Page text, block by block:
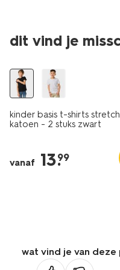
dit vind je
2 stuks
kinder basis t-shirts stretch
katoen - 2 stuks zwart
vanaf 13.
99
wat vind je van deze